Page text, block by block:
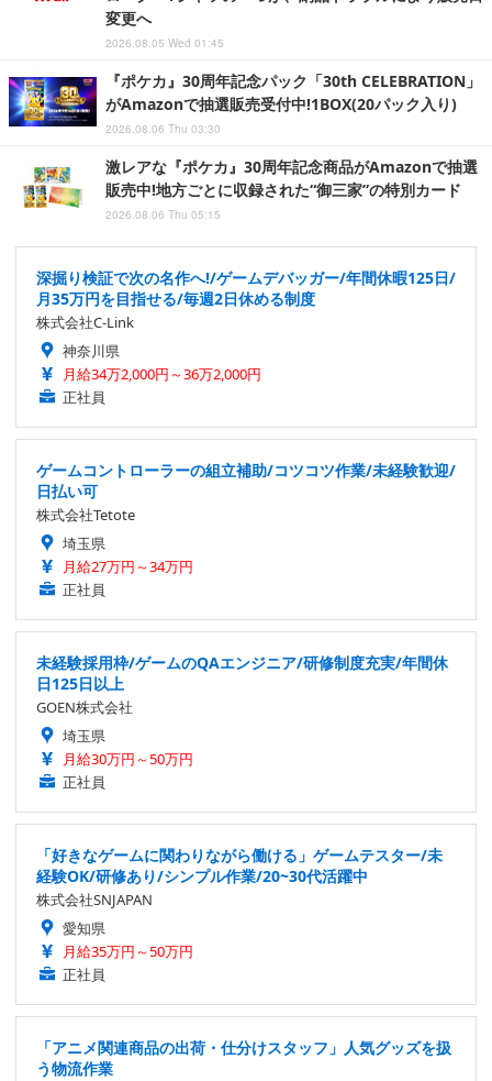
変更へ
2026.08.05 Wed 01:45
『ポケカ』30周年記念パック「30th CELEBRATION」
がAmazonで抽選販売受付中!1BOX(20パック入り)
2026.08.06 Thu 03:30
激レアな『ポケカ』30周年記念商品がAmazonで抽選
販売中!地方ごとに収録された“御三家”の特別カード
2026.08.06 Thu 05:15
深掘り検証で次の名作へ!/ゲームデバッガー/年間休暇125日/
月35万円を目指せる/毎週2日休める制度
株式会社C-Link
神奈川県
月給34万2,000円～36万2,000円
正社員
ゲームコントローラーの組立補助/コツコツ作業/未経験歓迎/
日払い可
株式会社Tetote
埼玉県
月給27万円～34万円
正社員
未経験採用枠/ゲームのQAエンジニア/研修制度充実/年間休
日125日以上
GOEN株式会社
埼玉県
月給30万円～50万円
正社員
「好きなゲームに関わりながら働ける」ゲームテスター/未
経験OK/研修あり/シンプル作業/20~30代活躍中
株式会社SNJAPAN
愛知県
月給35万円～50万円
正社員
「アニメ関連商品の出荷・仕分けスタッフ」人気グッズを扱
う物流作業